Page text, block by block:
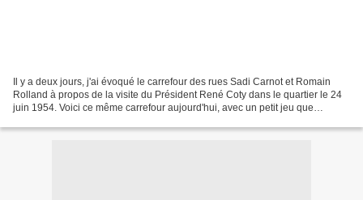
Il y a deux jours, j'ai évoqué le carrefour des rues Sadi Carnot et Romain
Rolland à propos de la visite du Président René Coty dans le quartier le 24
juin 1954. Voici ce même carrefour aujourd'hui, avec un petit jeu que